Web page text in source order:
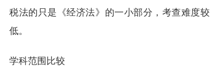
税法的只是《经济法》的一小部分，考查难度较
低。
学科范围比较